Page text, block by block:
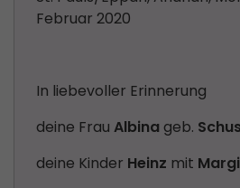
Februar 2020
In liebevoller Erinnerung
deine Frau Albina geb.
deine Kinder Heinz mit